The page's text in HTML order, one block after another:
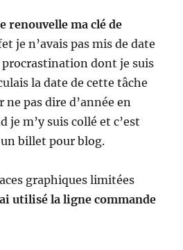
renouvelle ma clé de
je n’avais pas mis de date
dont je suis
la date de cette tâche
pas dire d’année en
je m’y suis collé et c’est
un billet pour blog.
graphiques limitées
utilisé la ligne commande